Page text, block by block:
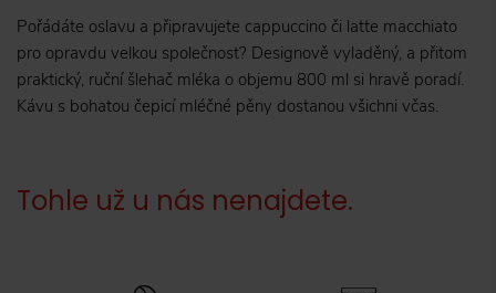
Pořádáte oslavu a připravujete cappuccino či latte macchiato
pro opravdu velkou společnost? Designově vyladěný, a přitom
praktický, ruční šlehač mléka o objemu 800 ml si hravě poradí.
Kávu s bohatou čepicí mléčné pěny dostanou všichni včas.
Tohle už u nás nenajdete.